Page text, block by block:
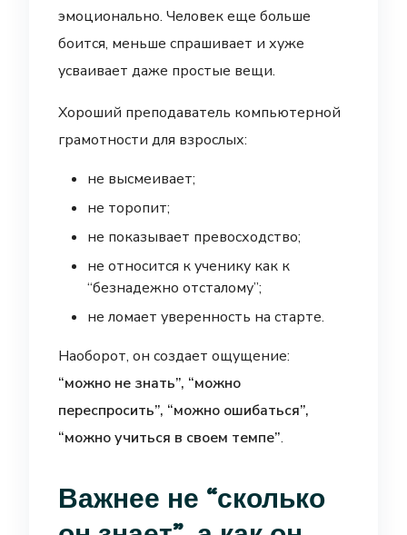
эмоционально. Человек еще больше
боится, меньше спрашивает и хуже
усваивает даже простые вещи.
Хороший преподаватель компьютерной
грамотности для взрослых:
не высмеивает;
не торопит;
не показывает превосходство;
не относится к ученику как к
“безнадежно отсталому”;
не ломает уверенность на старте.
Наоборот, он создает ощущение:
“можно не знать”, “можно
переспросить”, “можно ошибаться”,
“можно учиться в своем темпе”.
Важнее не “сколько